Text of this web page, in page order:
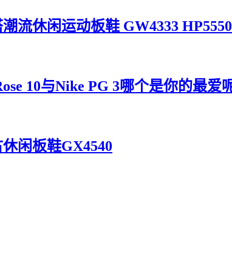
流休闲运动板鞋 GW4333 HP5550
10与Nike PG 3哪个是你的最爱
闲板鞋GX4540